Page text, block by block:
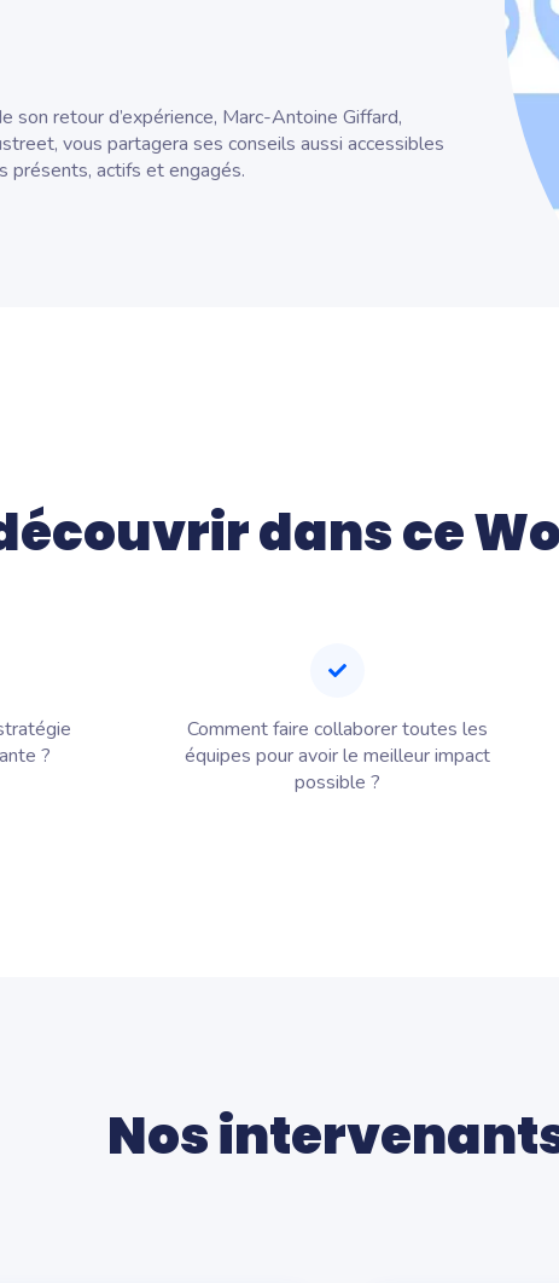
Tout ce qu'il y a à savoir sur la vie
Wooflash, la plateforme de
microlearning par Wooclap
son retour d’expérience, Marc-Antoine Giffard,
vous partagera ses conseils aussi accessibles
présents, actifs et engagés.
dans ce
?
Comment faire collaborer toutes les
équipes pour avoir le meilleur impact
possible ?
Nos